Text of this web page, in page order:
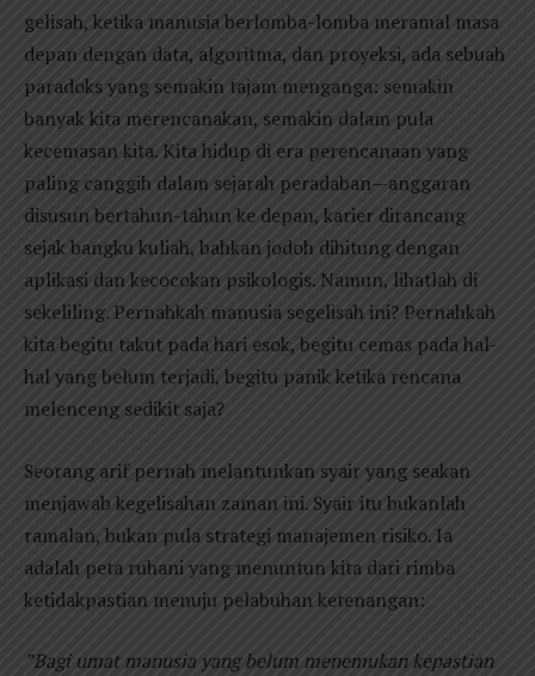
gelisah, ketika manusia berlomba-lomba meramal masa
depan dengan data, algoritma, dan proyeksi, ada sebuah
paradoks yang semakin tajam menganga: semakin
banyak kita merencanakan, semakin dalam pula
kecemasan kita. Kita hidup di era perencanaan yang
paling canggih dalam sejarah peradaban—anggaran
disusun bertahun-tahun ke depan, karier dirancang
sejak bangku kuliah, bahkan jodoh dihitung dengan
aplikasi dan kecocokan psikologis. Namun, lihatlah di
sekeliling. Pernahkah manusia segelisah ini? Pernahkah
kita begitu takut pada hari esok, begitu cemas pada hal-
hal yang belum terjadi, begitu panik ketika rencana
melenceng sedikit saja?
Seorang arif pernah melantunkan syair yang seakan
menjawab kegelisahan zaman ini. Syair itu bukanlah
ramalan, bukan pula strategi manajemen risiko. Ia
adalah peta ruhani yang menuntun kita dari rimba
ketidakpastian menuju pelabuhan ketenangan:
”Bagi umat manusia yang belum menemukan kepastian